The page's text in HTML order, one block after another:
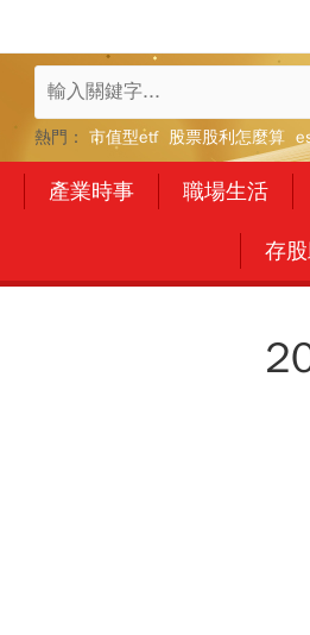
熱門： 市值型etf 股票股利怎麼算
產業時事 職場生活
存